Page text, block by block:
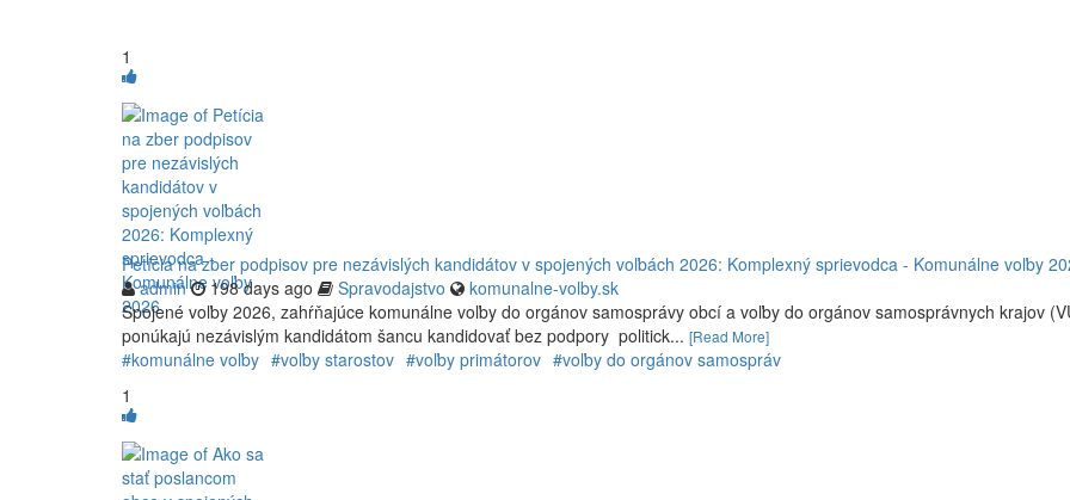
1
Petícia na zber podpisov pre nezávislých kandidátov v spojených voľbách 2026: Komplexný sprievodca - Komunálne voľby
admin
198 days ago Spravodajstvo
komunalne-volby.sk
Spojené voľby 2026, zahŕňajúce komunálne voľby do orgánov samosprávy obcí a voľby do orgánov samosprávnych krajov
ponúkajú nezávislým kandidátom šancu kandidovať bez podpory politick... [Read More]
#komunálne voľby #voľby starostov #voľby primátorov #voľby do orgánov samospráv
1